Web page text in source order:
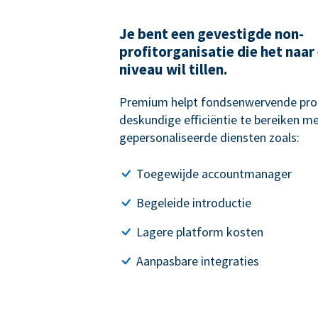
Je bent een gevestigde non-
profitorganisatie die het naar
niveau wil tillen.
Premium helpt fondsenwervende
deskundige efficiëntie te bereiken
gepersonaliseerde diensten zoals:
Toegewijde accountmanager
Begeleide introductie
Lagere platform kosten
Aanpasbare integraties